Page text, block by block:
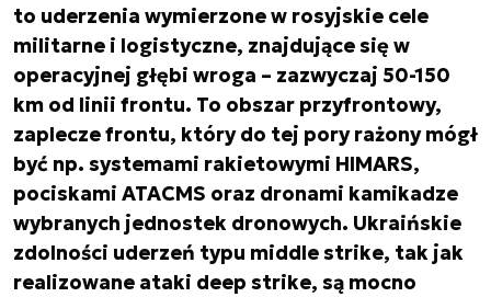
to uderzenia wymierzone w rosyjskie cele
militarne i logistyczne, znajdujące się w
operacyjnej głębi wroga – zazwyczaj 50-150
km od linii frontu. To obszar przyfrontowy,
zaplecze frontu, który do tej pory rażony mógł
być np. systemami rakietowymi HIMARS,
pociskami ATACMS oraz dronami kamikadze
wybranych jednostek dronowych. Ukraińskie
zdolności uderzeń typu middle strike, tak jak
realizowane ataki deep strike, są mocno